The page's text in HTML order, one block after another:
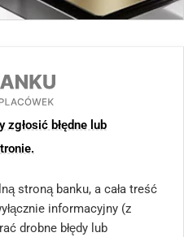
w Błędowie
z grupy BPS w
Oddział w
Oddział w Bobrowie
z grupy BPS w
zgłosić błędne lub
stroną banku, a cała treść
informacyjny (z
drobne błędy lub